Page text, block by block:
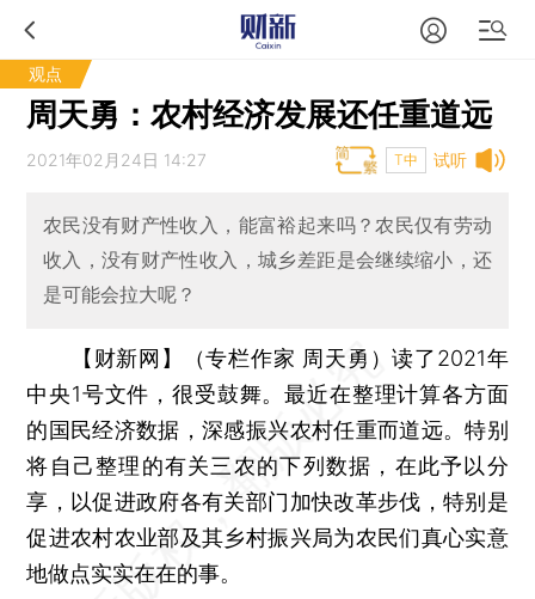
观点
周天勇：农村经济发展还任重道远
试听
2021年02月24日 14:27 T中
农民没有财产性收入，能富裕起来吗？农民仅有劳动
收入，没有财产性收入，城乡差距是会继续缩小，还
是可能会拉大呢？
【财新网】（专栏作家 周天勇）读了2021年
中央1号文件，很受鼓舞。最近在整理计算各方面
的国民经济数据，深感振兴农村任重而道远。特别
将自己整理的有关三农的下列数据，在此予以分
享，以促进政府各有关部门加快改革步伐，特别是
促进农村农业部及其乡村振兴局为农民们真心实意
地做点实实在在的事。